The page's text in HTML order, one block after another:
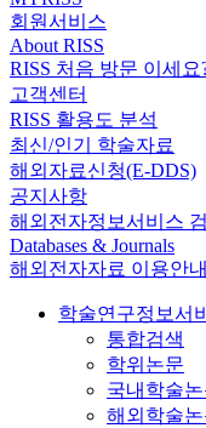
회원서비스
About RISS
RISS 처음 방문 이세요
고객센터
RISS 활용도 분석
최신/인기 학술자료
해외자료신청(E-DDS)
공지사항
해외전자정보서비스
Databases & Journals
해외전자자료 이용안내
학술연구정보서
통합검색
학위논문
국내학술
해외학술논